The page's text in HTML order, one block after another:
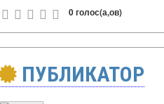
0 голос(а,ов)
ПУБЛИКАТОР